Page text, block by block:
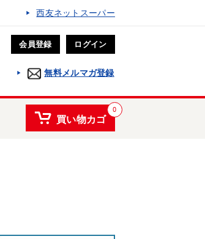
西友ネットスーパー
会員登録 ログイン
無料メルマガ登録
0
買い物カゴ